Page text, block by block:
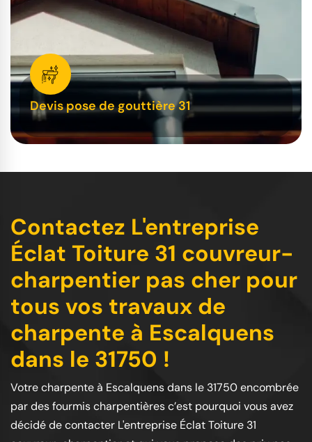
Devis pose de gouttière 31
Contactez L'entreprise
Éclat Toiture 31 couvreur-
charpentier pas cher pour
tous vos travaux de
charpente à Escalquens
dans le 31750 !
Votre charpente à Escalquens dans le 31750 encombrée
par des fourmis charpentières c’est pourquoi vous avez
décidé de contacter L'entreprise Éclat Toiture 31